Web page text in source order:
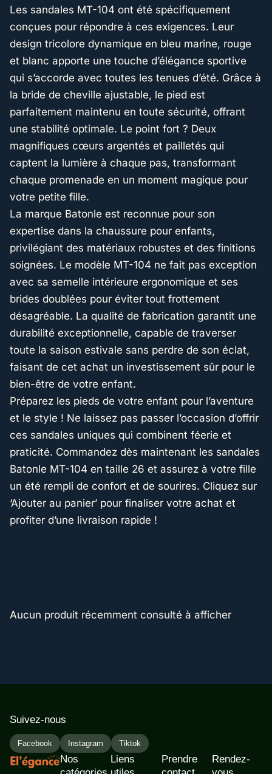
Les sandales MT-104 ont été spécifiquement
conçues pour répondre à ces exigences. Leur
design tricolore dynamique en bleu marine, rouge
et blanc apporte une touche d’élégance sportive
qui s’accorde avec toutes les tenues d’été. Grâce à
la bride de cheville ajustable, le pied est
parfaitement maintenu en toute sécurité, offrant
une stabilité optimale. Le point fort ? Deux
magnifiques cœurs argentés et pailletés qui
captent la lumière à chaque pas, transformant
chaque promenade en un moment magique pour
votre petite fille.
La marque Batonle est reconnue pour son
expertise dans la chaussure pour enfants,
privilégiant des matériaux robustes et des finitions
soignées. Le modèle MT-104 ne fait pas exception
avec sa semelle intérieure ergonomique et ses
brides doublées pour éviter tout frottement
désagréable. La qualité de fabrication garantit une
durabilité exceptionnelle, capable de traverser
toute la saison estivale sans perdre de son éclat,
faisant de cet achat un investissement sûr pour le
bien-être de votre enfant.
Préparez les pieds de votre enfant pour l’aventure
et le style ! Ne laissez pas passer l’occasion d’offrir
ces sandales uniques qui combinent féerie et
praticité. Commandez dès maintenant les sandales
Batonle MT-104 en taille 26 et assurez à votre fille
un été rempli de confort et de sourires. Cliquez sur
‘Ajouter au panier’ pour finaliser votre achat et
profiter d’une livraison rapide !
Aucun produit récemment consulté à afficher
Suivez-nous
Facebook Instagram Tiktok
Nos
Liens
Prendre
Rendez-